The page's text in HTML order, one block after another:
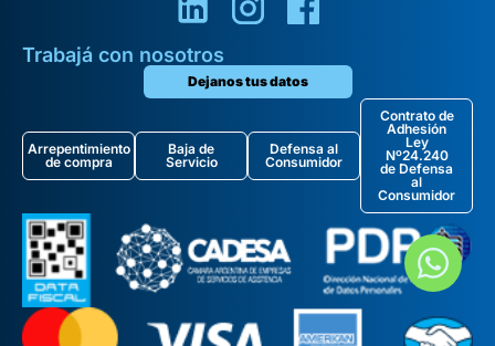
Trabajá con nosotros
Dejanos tus datos
Arrepentimiento
de compra
Baja de
Servicio
Defensa al
Consumidor
Contrato de
Adhesión
Ley
Nº24.240
de Defensa
al
Consumidor